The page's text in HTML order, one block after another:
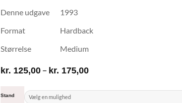
Denne udgave
1993
Format
Hardback
Størrelse
Medium
kr. 125,00– kr. 175,00Prisinterval:
Stand